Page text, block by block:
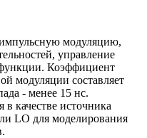
модуляцию,
управление
Коэффициент
модуляции составляет
- менее 15 нс.
качестве источника
LO для моделирования